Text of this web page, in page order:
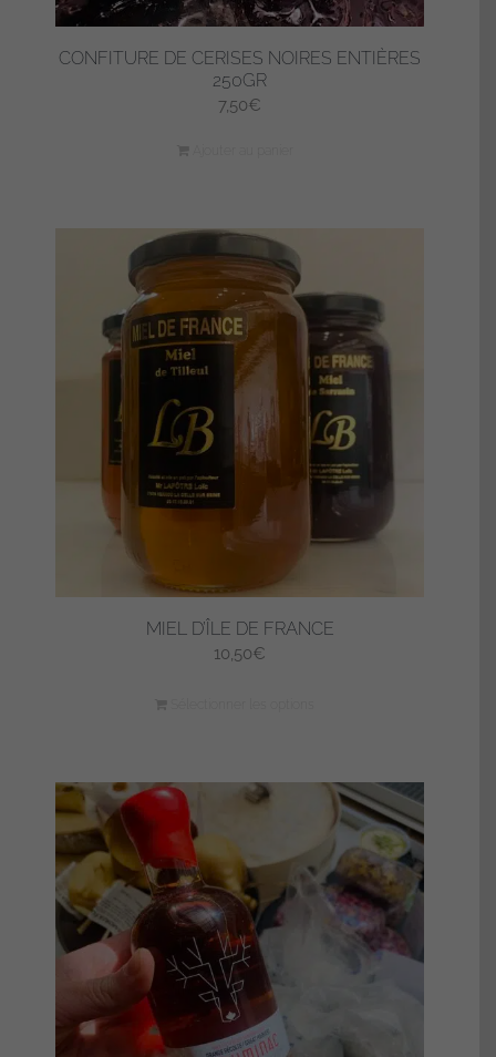
CONFITURE DE CERISES NOIRES ENTIÈRES
250GR
7,50€
MIEL D’ÎLE DE FRANCE
10,50€